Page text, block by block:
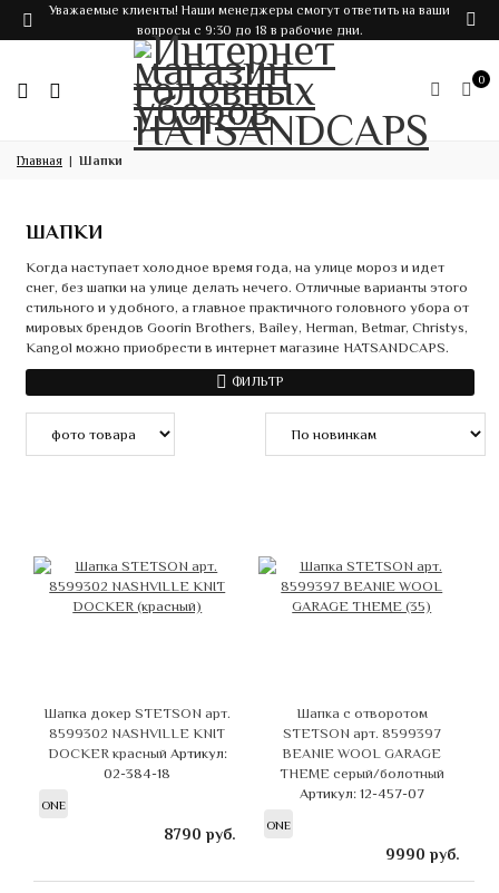
Уважаемые клиенты! Наши менеджеры смогут ответить на ваши
вопросы с 9:30 до 18 в рабочие дни.
0
Главная Шапки
ШАПКИ
Когда наступает холодное время года, на улице мороз и идет
снег, без шапки на улице делать нечего. Отличные варианты этого
стильного и удобного, а главное практичного головного убора от
мировых брендов Goorin Brothers, Bailey, Herman, Betmar, Christys,
Kangol можно приобрести в интернет магазине HATSANDCAPS.
ФИЛЬТР
Шапка докер STETSON арт.
8599302 NASHVILLE KNIT
DOCKER красный Артикул:
02-384-18
ONE
8790 руб.
Шапка с отворотом
STETSON арт. 8599397
BEANIE WOOL GARAGE
THEME серый/болотный
Артикул: 12-457-07
ONE
9990 руб.